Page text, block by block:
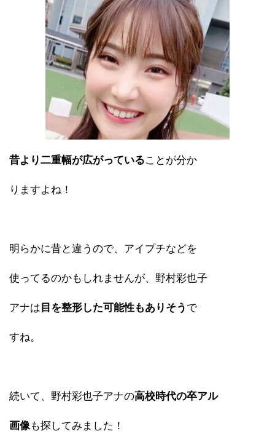
昔より二重幅が広がっていることが分か
りますよね！
明らかに昔と違うので、アイプチなどを
使ってるのかもしれませんが、野村彩也子
アナは 目を整形した可能性もありそう で
すね。
続いて、野村彩也子アナの高校時代の卒アル
画像も探してみました！